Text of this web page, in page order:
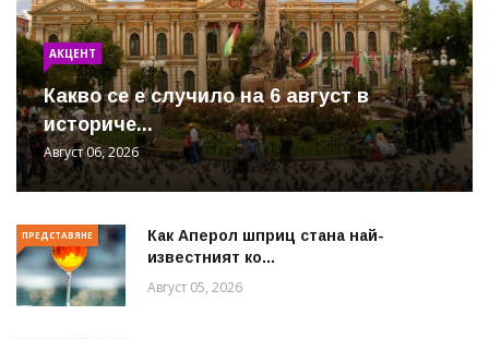
АКЦЕНТ
Какво се е случило на 6 август в
историче...
Август 06, 2026
ПРЕДСТАВЯНЕ
Как Аперол шприц стана най-
известният ко...
Август 05, 2026